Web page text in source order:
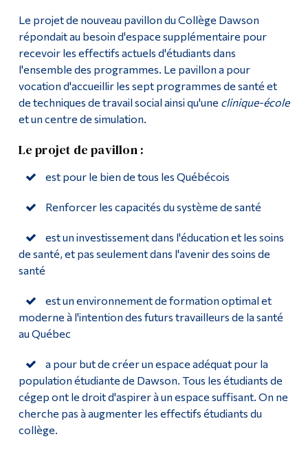
Le projet de nouveau pavillon du Collège Dawson
répondait au besoin d'espace supplémentaire pour
recevoir les effectifs actuels d'étudiants dans
l'ensemble des programmes. Le pavillon a pour
vocation d'accueillir les sept programmes de santé et
de techniques de travail social ainsi qu'une clinique-école
et un centre de simulation.
Le projet de pavillon :
est pour le bien de tous les Québécois
Renforcer les capacités du système de santé
est un investissement dans l'éducation et les soins
de santé, et pas seulement dans l'avenir des soins de
santé
est un environnement de formation optimal et
moderne à l'intention des futurs travailleurs de la santé
au Québec
a pour but de créer un espace adéquat pour la
population étudiante de Dawson. Tous les étudiants de
cégep ont le droit d'aspirer à un espace suffisant. On ne
cherche pas à augmenter les effectifs étudiants du
collège.